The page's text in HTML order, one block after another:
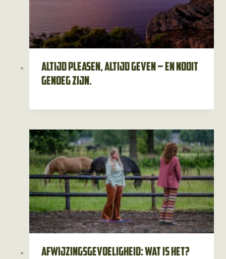
Altijd pleasen, altijd geven – en nooit
genoeg zijn.
Afwijzingsgevoeligheid: wat is het?